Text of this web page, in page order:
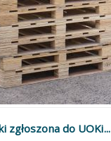
zgłoszona do UOKi...